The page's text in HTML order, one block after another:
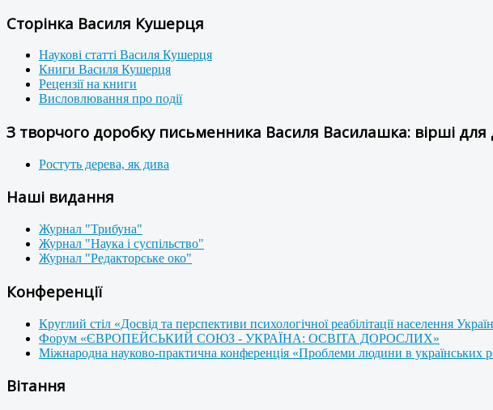
Сторінка Василя Кушерця
Наукові статті Василя Кушерця
Книги Василя Кушерця
Рецензії на книги
Висловлювання про події
З творчого доробку письменника Василя Василашка: вірші для
Ростуть дерева, як дива
Наші видання
Журнал "Трибуна"
Журнал "Наука і суспільство"
Журнал "Редакторське око"
Конференції
Круглий стіл «Досвід та перспективи психологічної реабілітації населення
Форум «ЄВРОПЕЙСЬКИЙ СОЮЗ - УКРАЇНА: ОСВІТА ДОРОСЛИХ»
Міжнародна науково-практична конференція «Проблеми людини в українських
Вітання